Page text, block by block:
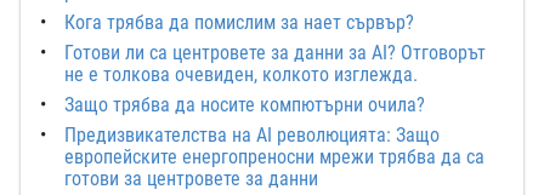
Кога трябва да помислим за нает сървър?
Готови ли са центровете за данни за AI? Отговорът
не е толкова очевиден, колкото изглежда.
Защо трябва да носите компютърни очила?
Предизвикателства на AI революцията: Защо
европейските енергопреносни мрежи трябва да са
готови за центровете за данни